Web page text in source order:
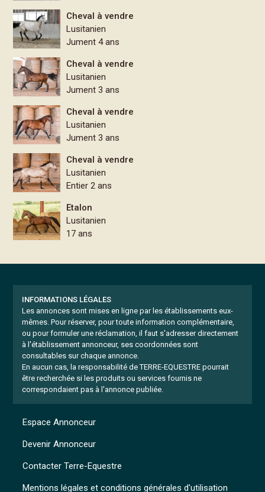
Cheval à vendre
Lusitanien
Jument 4 ans
Cheval à vendre
Lusitanien
Jument 3 ans
Cheval à vendre
Lusitanien
Jument 3 ans
Cheval à vendre
Lusitanien
Entier 2 ans
Etalon
Lusitanien
17 ans
INFORMATIONS LÉGALES
Les annonces sont mises en ligne par les établissements eux-
mêmes. Pour réserver, pour toute information complémentaire,
ou pour formuler une réclamation, il faut s'adresser directement
à l'établissement annonceur, ses coordonnées sont
consultables sur chaque annonce.
En aucun cas, la responsabilité de TERRE-EQUESTRE pourrait
être recherchée si les produits ou services fournis ne
correspondaient pas à l'annonce publiée.
Mentions légales et conditions générales d'utilisation
Espace Annonceur
Devenir Annonceur
Contacter Terre-Equestre